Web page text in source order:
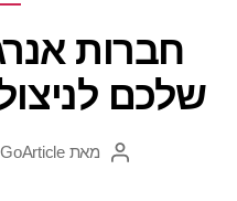
חברות
שלכם
המחבר
מאתGoArticle